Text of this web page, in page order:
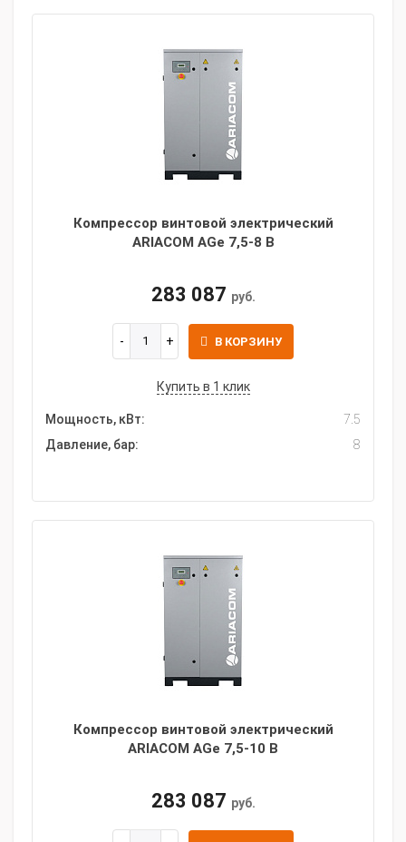
Компрессор винтовой электрический
ARIACOM AGe 7,5-8 B
283 087 руб.
В КОРЗИНУ
Купить в 1 клик
Мощность, кВт:
7.5
Давление, бар:
8
Компрессор винтовой электрический
ARIACOM AGe 7,5-10 B
283 087 руб.